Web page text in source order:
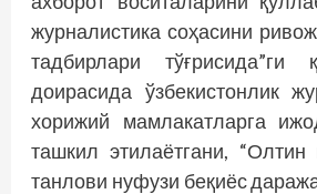
журналистика соҳасини
тадбирлари тўғрисида”ги
доирасида ўзбекистонлик
хорижий мамлакатларга
ташкил этилаётгани,
танлови нуфузи беқиёс